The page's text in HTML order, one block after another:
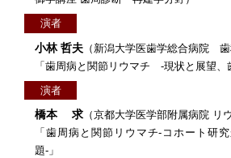
演者
小林 哲夫 （新潟大学医歯学総合病院 歯
「歯周病と関節リウマチ ‐現状と展望、
演者
橋本 求 （京都大学医学部附属病院 リ
「歯周病と関節リウマチ‐コホート研
題‐」